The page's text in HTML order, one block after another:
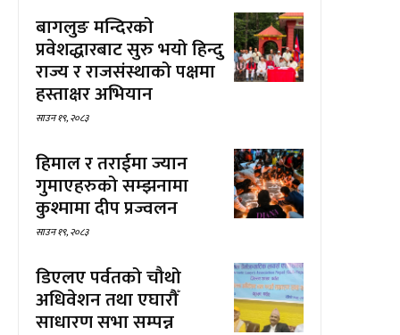
बागलुङ मन्दिरको
प्रवेशद्धारबाट सुरु भयो हिन्दु
राज्य र राजसंस्थाको पक्षमा
हस्ताक्षर अभियान
साउन १९, २०८३
हिमाल र तराईमा ज्यान
गुमाएहरुको सम्झनामा
कुश्मामा दीप प्रज्वलन
साउन १९, २०८३
डिएलए पर्वतको चौथो
अधिवेशन तथा एघारौँ
साधारण सभा सम्पन्न